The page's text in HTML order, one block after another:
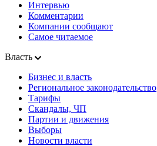
Интервью
Комментарии
Компании сообщают
Самое читаемое
Власть
Бизнес и власть
Региональное законодательство
Тарифы
Скандалы, ЧП
Партии и движения
Выборы
Новости власти